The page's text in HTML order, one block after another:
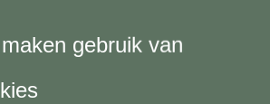
Achternaam*
Telefoonnummer*
gebruik van